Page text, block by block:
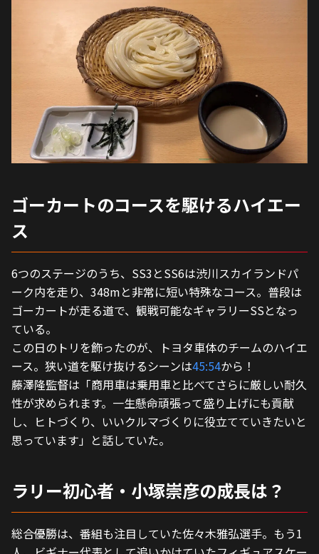
ゴーカートのコースを駆けるハイエー
ス
6つのステージのうち、SS3とSS6は渋川スカイランドパ
ーク内を走り、348mと非常に短い特殊なコース。普段は
ゴーカートが走る道で、観戦可能なギャラリーSSとなっ
ている。
この日のトリを飾ったのが、トヨタ車体のチームのハイエ
ース。狭い道を駆け抜けるシーンは45:54から！
藤澤隆監督は「商用車は乗用車と比べてさらに厳しい耐久
性が求められます。一生懸命頑張って盛り上げにも貢献
し、ヒトづくり、いいクルマづくりに役立てていきたいと
思っています」と話していた。
ラリー初心者・小塚崇彦の成長は？
総合優勝は、番組も注目していた佐々木雅弘選手。もう1